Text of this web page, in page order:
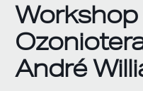
Workshop
André